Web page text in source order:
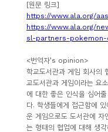
[원문 링크]
https://www.ala.org/
https://www.ala.org/
sl-partners-
<번역자’s opinion>
학교도서관과 게임 회사의
교도서관과 게임이라는 요
에 대한 좋은 인식을 심어
다. 학생들에게 접근함에 있
운 게임으로도 도서관에 자
는 형태의 협업에 대해 생